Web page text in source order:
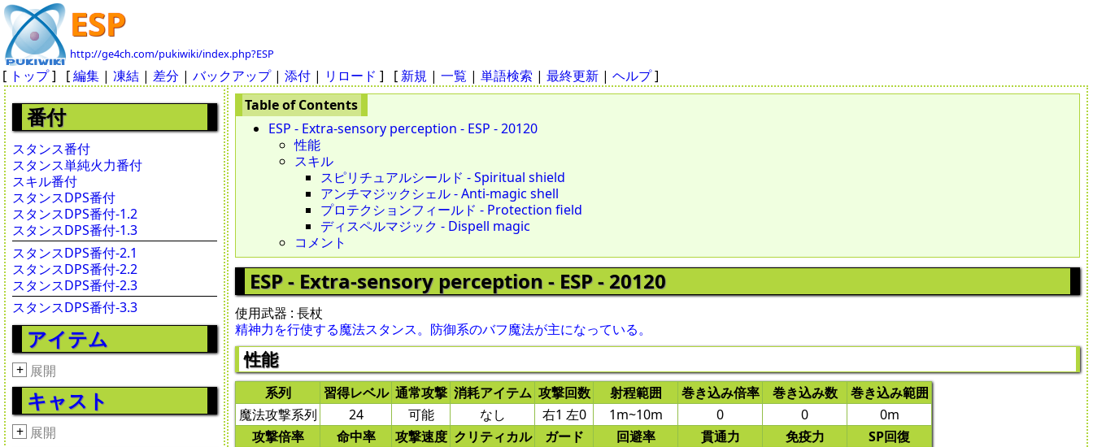
ESP
http://ge4ch.com/pukiwiki/index.php?ESP
[ トップ] [編集 |凍結 | 差分 |バックアップ|添付 | リロード ] [ 新規 |一覧 |単語検索 |最終更新 |ヘルプ]
番付
スタンス番付
スタンス単純火力番付
スキル番付
スタンスDPS番付
スタンスDPS番付-1.2
スタンスDPS番付-1.3
スタンスDPS番付-2.1
スタンスDPS番付-2.2
スタンスDPS番付-2.3
スタンスDPS番付-3.3
アイテム
+ 展開
キャスト
+ 展開
ESP - Extra-sensory perception - ESP - 20120
性能
スキル
スピリチュアルシールド - Spiritual shield
アンチマジックシェル - Anti-magic shell
プロテクションフィールド - Protection field
ディスペルマジック - Dispell magic
コメント
ESP - Extra-sensory perception - ESP - 20120
使用武器 : 長杖
精神力を行使する魔法スタンス。防御系のバフ魔法が主になっている。
性能
系列 習得レベル 通常攻撃 消耗アイテム 攻撃回数 射程範囲 巻き込み倍率 巻き込み数
巻き込み範囲
魔法攻撃系列
24 可能 なし 右1 左0 1m~10m 0 0
0m
攻撃倍率
命中率 攻撃速度 クリティカル ガード 回避率 貫通力 免疫力
SP回復